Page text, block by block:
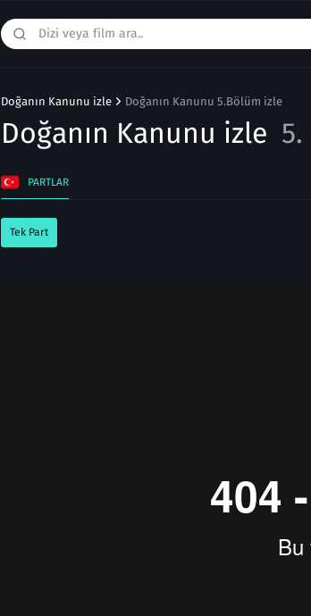
Doğanın Kanunu izle Doğanın Kanunu 5.Bölüm izle
Doğanın Kanunu izle
PARTLAR
Tek Part